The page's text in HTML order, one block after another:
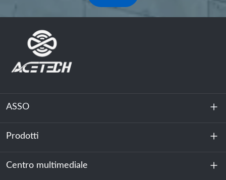
ASSO
Chi siamo
Sostenibilità
Prodotti
Accumulo di energia
Centro multimediale